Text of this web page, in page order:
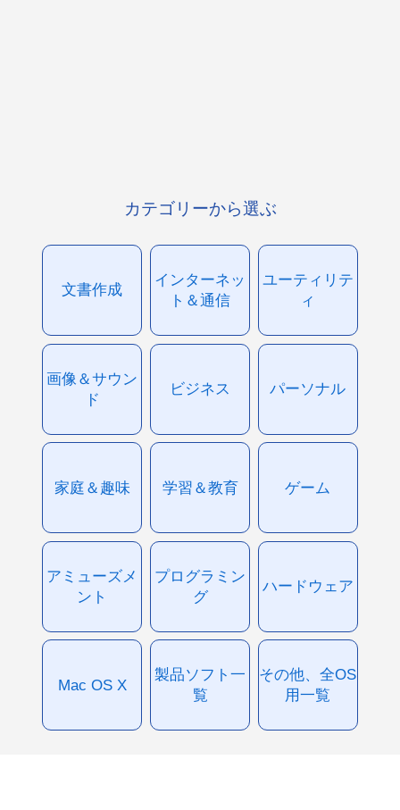
カテゴリーから選ぶ
文書作成
インターネッ
ト＆通信
ユーティリテ
ィ
画像＆サウン
ド
ビジネス パーソナル
家庭＆趣味 学習＆教育 ゲーム
アミューズメ
ント
プログラミン
グ
ハードウェア
Mac OS X
製品ソフト一
覧
その他、全OS
用一覧